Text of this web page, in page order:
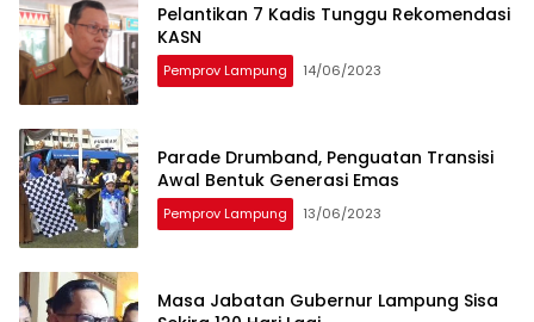
Pelantikan 7 Kadis Tunggu Rekomendasi
KASN
Pemprov Lampung 14/06/2023
Parade Drumband, Penguatan Transisi
Awal Bentuk Generasi Emas
Pemprov Lampung 13/06/2023
Masa Jabatan Gubernur Lampung Sisa